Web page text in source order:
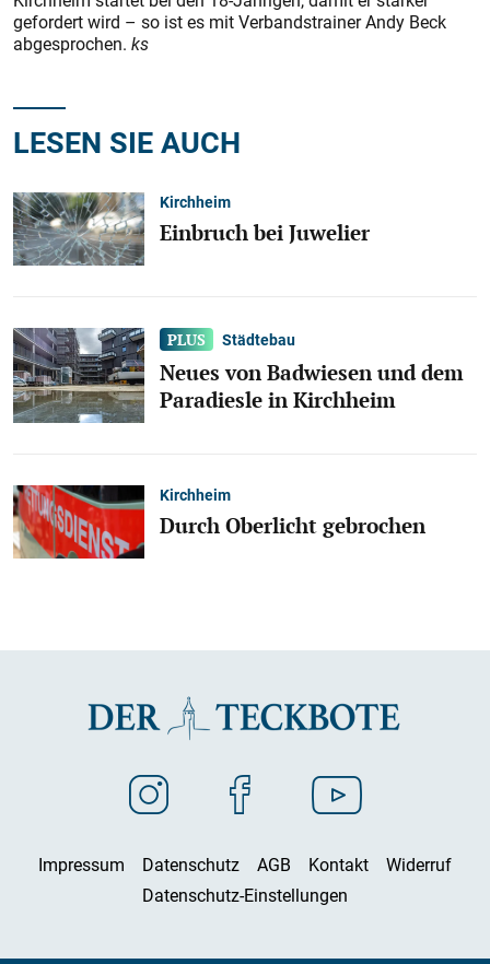
gefordert wird – so ist es mit Verbandstrainer Andy Beck
abgesprochen. ks
LESEN SIE AUCH
Kirchheim
Einbruch bei Juwelier
Städtebau
Neues von Badwiesen und dem
Paradiesle in Kirchheim
Kirchheim
Durch Oberlicht gebrochen
Impressum Datenschutz AGB Kontakt
Widerruf
Datenschutz-Einstellungen